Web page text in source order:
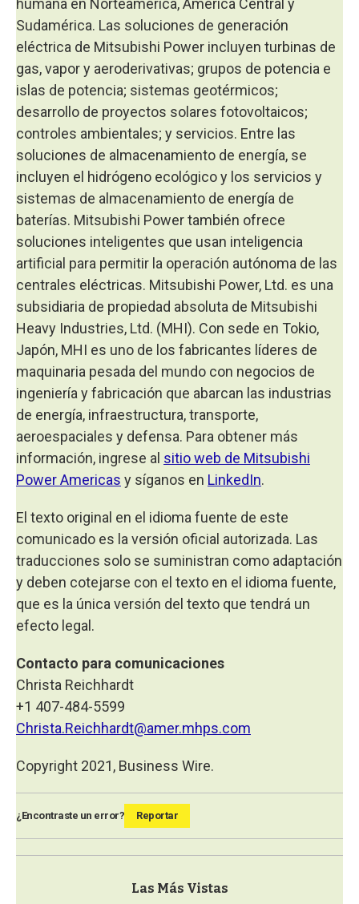
humana en Norteamérica, América Central y
Sudamérica. Las soluciones de generación
eléctrica de Mitsubishi Power incluyen turbinas de
gas, vapor y aeroderivativas; grupos de potencia e
islas de potencia; sistemas geotérmicos;
desarrollo de proyectos solares fotovoltaicos;
controles ambientales; y servicios. Entre las
soluciones de almacenamiento de energía, se
incluyen el hidrógeno ecológico y los servicios y
sistemas de almacenamiento de energía de
baterías. Mitsubishi Power también ofrece
soluciones inteligentes que usan inteligencia
artificial para permitir la operación autónoma de las
centrales eléctricas. Mitsubishi Power, Ltd. es una
subsidiaria de propiedad absoluta de Mitsubishi
Heavy Industries, Ltd. (MHI). Con sede en Tokio,
Japón, MHI es uno de los fabricantes líderes de
maquinaria pesada del mundo con negocios de
ingeniería y fabricación que abarcan las industrias
de energía, infraestructura, transporte,
aeroespaciales y defensa. Para obtener más
información, ingrese al sitio web de Mitsubishi
Power Americas y síganos en LinkedIn.
El texto original en el idioma fuente de este
comunicado es la versión oficial autorizada. Las
traducciones solo se suministran como adaptación
y deben cotejarse con el texto en el idioma fuente,
que es la única versión del texto que tendrá un
efecto legal.
Contacto para comunicaciones
Christa Reichhardt
+1 407-484-5599
Christa.Reichhardt@amer.mhps.com
Copyright 2021, Business Wire.
¿Encontraste un error? Reportar
Las Más Vistas